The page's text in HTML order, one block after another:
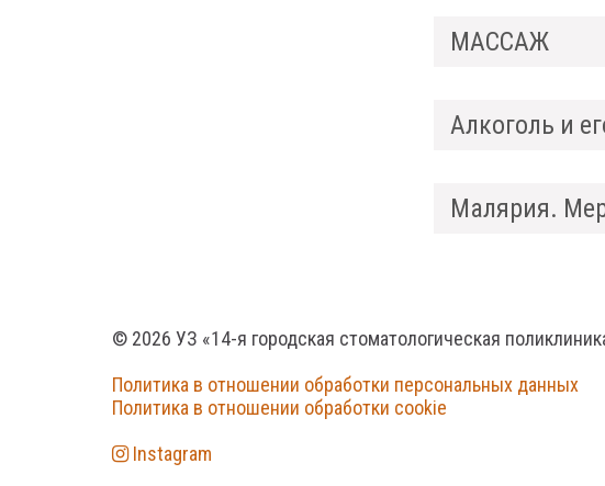
МАССАЖ
Алкоголь и
Малярия.
© 2026 УЗ «14-я городская стоматологическая
Политика в отношении обработки персональных данных
Политика в отношении обработки cookie
Instagram